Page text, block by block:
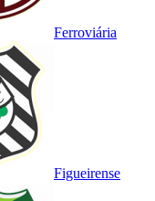
Ferroviária
Figueirense